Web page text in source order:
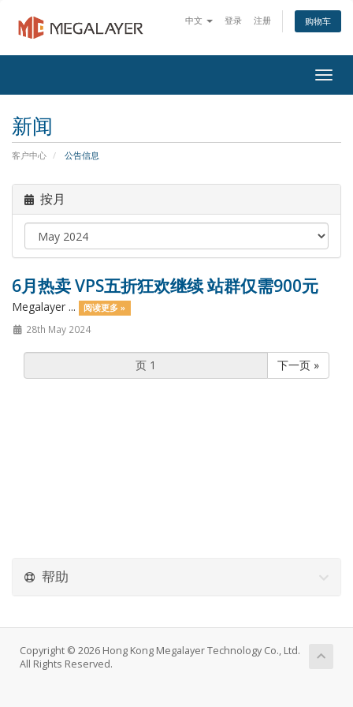
中文 登录 注册 购物车
新闻
客户中心 公告信息
按月
6月热卖 VPS五折狂欢继续 站群仅需900元
Megalayer ... 阅读更多 »
28th May 2024
下一页 »
帮助
Copyright © 2026 Hong Kong Megalayer Technology Co., Ltd.
All Rights Reserved.